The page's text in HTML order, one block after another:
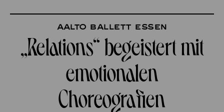
Aalto Ballett Essen
„Relations“ begeistert mit
emotionalen
Choreografien